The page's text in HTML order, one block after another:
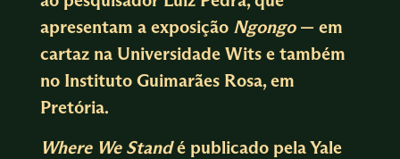
apresentam a exposição Ngongo— em
cartaz na Universidade Wits e também
no Instituto Guimarães Rosa, em
Pretória.
Where We Standé publicado pela Yale